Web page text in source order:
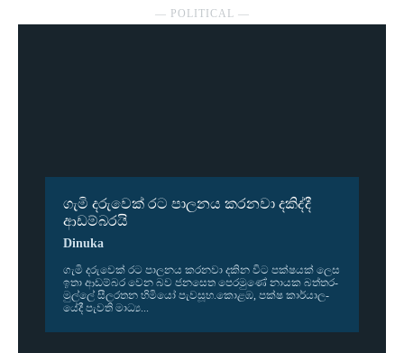
― POLITICAL ―
ගැමි දරුවෙක් රට පාලනය කරනවා දකිද්දී
ආඩම්බරයි
Dinuka
ගැමි දරු­වෙක් රට පාල­නය කර­නවා දකින විට පක්ෂ­යක් ලෙස
ඉතා ආඩ­ම්බර වෙන බව ජන­සෙත පෙර­මුණේ නායක බත්ත­ර­
මුල්ලේ සීල­ර­තන හිමියෝ පැව­සූහ.කොළඹ, පක්ෂ කාර්යා­ල­
යේදී පැවති මාධ්‍ය...